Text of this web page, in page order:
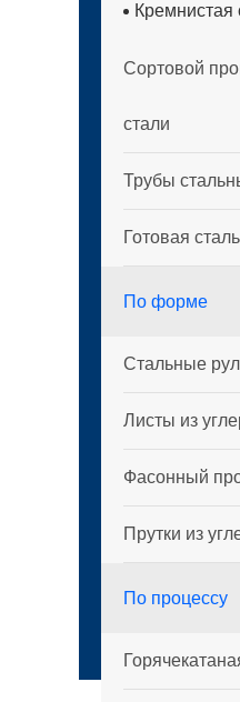
Кремнистая
Сортовой
стали
Трубы
Готовая
По форме
Стальные
Листы из
Фасонный
Прутки из
По процессу